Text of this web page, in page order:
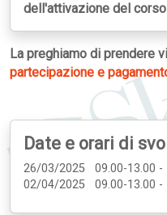
dell'attivazione del
La preghiamo di prendere
partecipazione e
Date e orari di
26/03/2025 09.00-13.00 -
02/04/2025 09.00-13.00 -